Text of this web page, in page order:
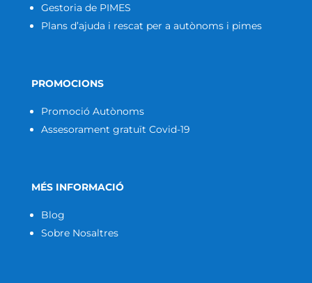
Gestoria de PIMES
Plans d’ajuda i rescat per a autònoms i pimes
PROMOCIONS
Promoció Autònoms
Assesorament gratuït Covid-19
MÉS INFORMACIÓ
Blog
Sobre Nosaltres